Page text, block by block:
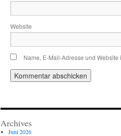
Website
Name, E-Mail-Adresse und
Archives
Juni 2026